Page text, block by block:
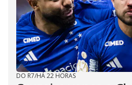
DO R7/HÁ 22 HORAS